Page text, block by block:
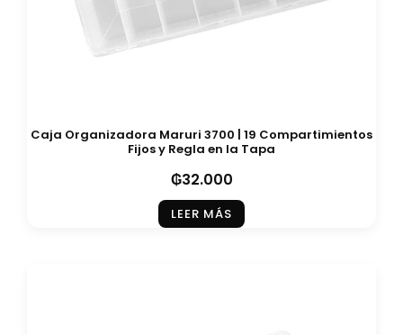
Caja Organizadora Maruri 3700 | 19 Compartimientos
Fijos y Regla en la Tapa
₲32.000
LEER MÁS